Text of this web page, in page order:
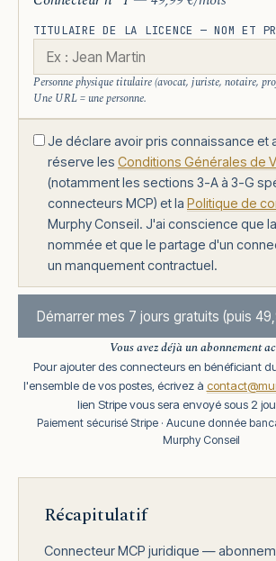
TITULAIRE DE LA LICENCE — NOM ET
Personne physique titulaire (avocat, juriste, notaire,
Une URL = une personne.
Je déclare avoir pris connaissance et
réserve les Conditions Générales de
(notamment les sections 3-A à 3-G
connecteurs MCP) et la Politique de
Murphy Conseil. J'ai conscience que
nommée et que le partage d'un
un manquement contractuel.
Démarrer mes 7 jours gratuits (puis
Vous avez déjà un abonnement
Pour ajouter des connecteurs en bénéficiant
l'ensemble de vos postes, écrivez à
lien Stripe vous sera envoyé sous 2
Paiement sécurisé Stripe · Aucune donnée
Murphy Conseil
Récapitulatif
Connecteur MCP juridique —